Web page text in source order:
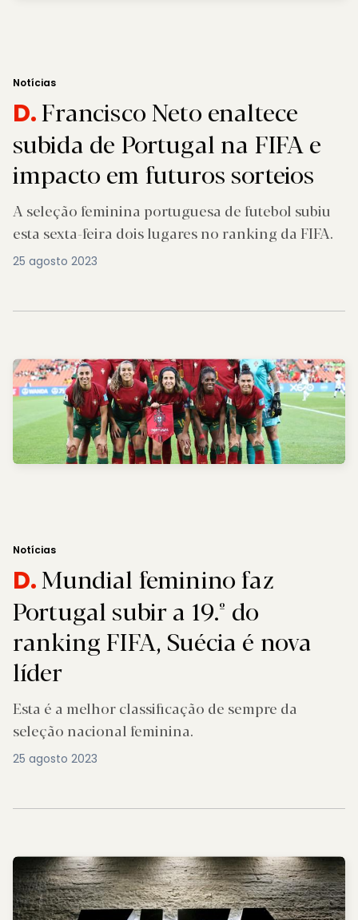
Notícias
D.Francisco Neto enaltece
subida de Portugal na FIFA e
impacto em futuros sorteios
A seleção feminina portuguesa de futebol subiu
esta sexta-feira dois lugares no ranking da FIFA.
25 agosto 2023
Notícias
D.Mundial feminino faz
Portugal subir a 19.º do
ranking FIFA, Suécia é nova
líder
Esta é a melhor classificação de sempre da
seleção nacional feminina.
25 agosto 2023